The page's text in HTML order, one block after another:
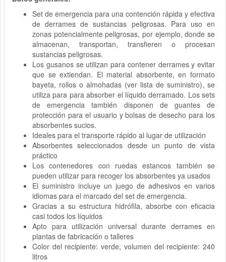
Set de emergencia para una contención rápida y efectiva
de derrames de sustancias peligrosas. Para uso en
zonas potencialmente peligrosas, por ejemplo, donde se
almacenan, transportan, transfieren o procesan
sustancias peligrosas.
Los gusanos se utilizan para contener derrames y evitar
que se extiendan. El material absorbente, en formato
bayeta, rollos o almohadas (ver lista de suministro), se
utiliza para para absorber el líquido derramado. Los sets
de emergencia también disponen de guantes de
protección para el usuario y bolsas de desecho para los
absorbentes sucios.
Ideales para el transporte rápido al lugar de utilización
Absorbentes seleccionados desde un punto de vista
práctico
Los contenedores con ruedas estancos también se
pueden utilizar para recoger los absorbentes ya usados
El suministro incluye un juego de adhesivos en varios
idiomas para el marcado del set de emergencia.
Gracias a su estructura hidrófila, absorbe con eficacia
casi todos los líquidos
Apto para utilización universal durante derrames en
plantas de fabricación o talleres
Color del recipiente: verde, volumen del recipiente: 240
litros